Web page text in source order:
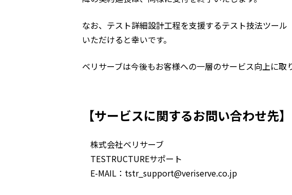
なお、テスト詳細設計工程を支援するテスト技法ツール
いただけると幸いです。
ベリサーブは今後もお客様への一層のサービス向上に取
【サービスに関するお問い合わせ先】
株式会社ベリサーブ
TESTRUCTUREサポート
E-MAIL：tstr_support@veriserve.co.jp